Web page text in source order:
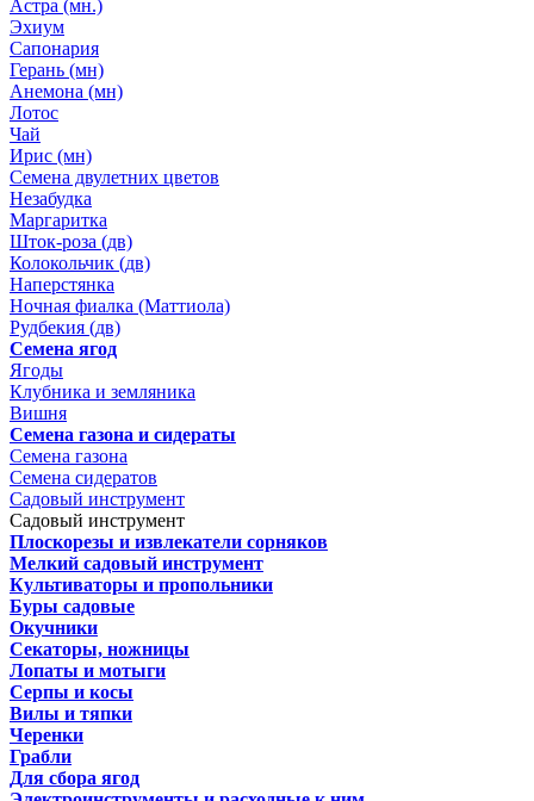
Астра (мн.)
Эхиум
Сапонария
Герань (мн)
Анемона (мн)
Лотос
Чай
Ирис (мн)
Семена двулетних цветов
Незабудка
Маргаритка
Шток-роза (дв)
Колокольчик (дв)
Наперстянка
Ночная фиалка (Маттиола)
Рудбекия (дв)
Семена ягод
Ягоды
Клубника и земляника
Вишня
Семена газона и сидераты
Семена газона
Семена сидератов
Садовый инструмент
Садовый инструмент
Плоскорезы и извлекатели сорняков
Мелкий садовый инструмент
Культиваторы и пропольники
Буры садовые
Окучники
Секаторы, ножницы
Лопаты и мотыги
Серпы и косы
Вилы и тяпки
Черенки
Грабли
Для сбора ягод